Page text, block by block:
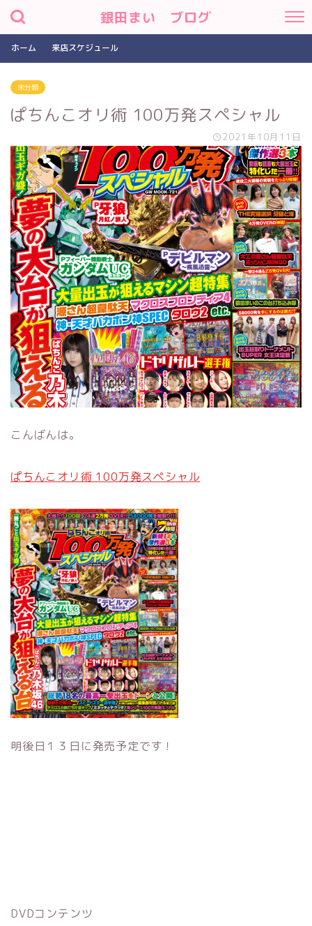
銀田まい ブログ
ホーム 来店スケジュール
未分類
ぱちんこオリ術 100万発スペシャル
2021年10月11日
こんばんは。
ぱちんこオリ術 100万発スペシャル
明後日１３日に発売予定です！
DVDコンテンツ